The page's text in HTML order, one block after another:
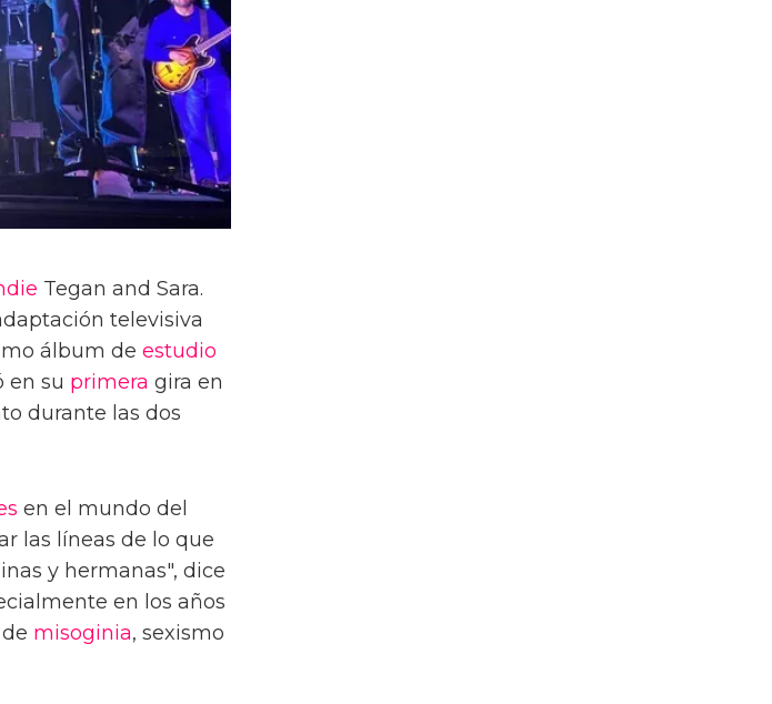
Tegan and Sara.
televisiva
álbum de estudio
en su primera gira en
durante las dos
en el mundo del
las líneas de lo que
y hermanas", dice
en los años
misoginia, sexismo